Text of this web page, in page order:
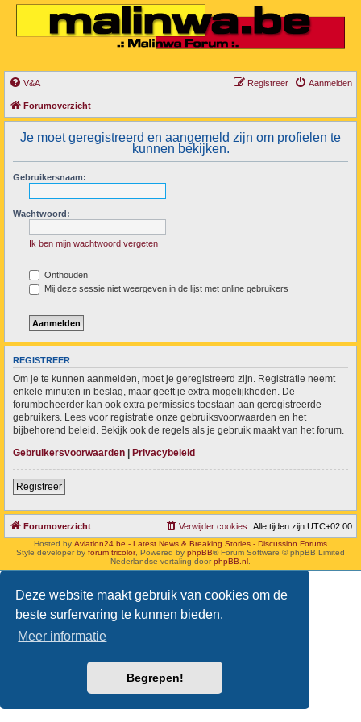
Deze website maakt gebruik van cookies om de
beste surfervaring te kunnen bieden.
Meer informatie
Begrepen!
V&A Aanmelden
Registreer
Forumoverzicht
Je moet geregistreerd en aangemeld zijn om profielen te
kunnen bekijken.
Gebruikersnaam:
Wachtwoord:
Ik ben mijn wachtwoord vergeten
Onthouden
Mij deze sessie niet weergeven in de lijst met online gebruikers
REGISTREER
Om je te kunnen aanmelden, moet je geregistreerd zijn. Registratie neemt
enkele minuten in beslag, maar geeft je extra mogelijkheden. De
forumbeheerder kan ook extra permissies toestaan aan geregistreerde
gebruikers. Lees voor registratie onze gebruiksvoorwaarden en het
bijbehorend beleid. Bekijk ook de regels als je gebruik maakt van het forum.
Gebruikersvoorwaarden
Privacybeleid
Registreer
Forumoverzicht Alle tijden zijn UTC+02:00
Verwijder cookies
Hosted by Aviation24.be - Latest News & Breaking Stories - Discussion Forums
Style developer by forum tricolor, Powered by phpBB® Forum Software © phpBB Limited
Nederlandse vertaling doorphpBB.nl.